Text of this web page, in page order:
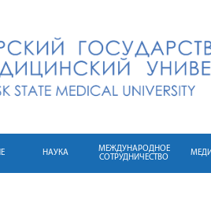
НАУКА
МЕЖДУНАРОДНОЕ
СОТРУДНИЧЕСТВО